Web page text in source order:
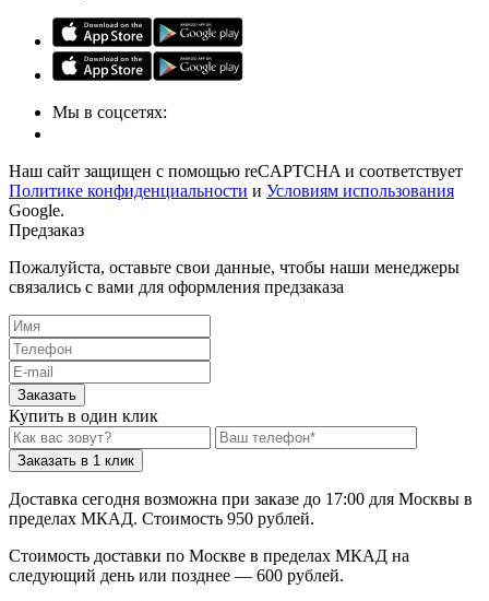
Мы в соцсетях:
Наш сайт защищен с помощью reCAPTCHA и соответствует
Политике конфиденциальности и Условиям использования
Google.
Предзаказ
Пожалуйста, оставьте свои данные, чтобы наши менеджеры
связались с вами для оформления предзаказа
Заказать
Купить в один клик
Заказать в 1 клик
Доставка сегодня возможна при заказе до 17:00 для Москвы в
пределах МКАД. Стоимость 950 рублей.
Стоимость доставки по Москве в пределах МКАД на
следующий день или позднее — 600 рублей.